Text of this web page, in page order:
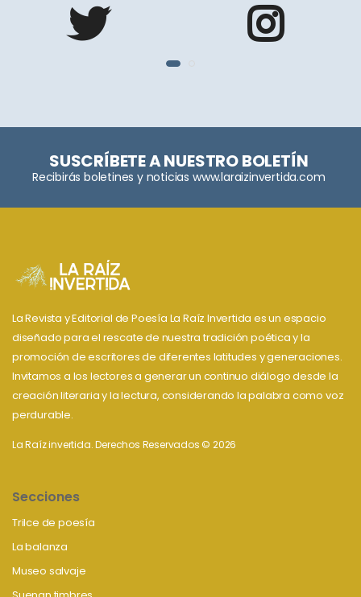
SUSCRÍBETE A NUESTRO BOLETÍN
Recibirás boletines y noticias www.laraizinvertida.com
La Revista y Editorial de Poesía La Raíz Invertida es un espacio
diseñado para el rescate de nuestra tradición poética y la
promoción de escritores de diferentes latitudes y generaciones.
Invitamos a los lectores a generar un continuo diálogo desde la
creación literaria y la lectura, considerando la palabra como voz
perdurable.
La Raíz invertida. Derechos Reservados © 2026
Secciones
Trilce de poesía
La balanza
Museo salvaje